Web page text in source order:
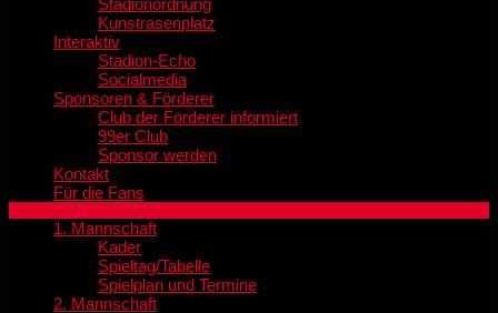
Stadionordnung
Kunstrasenplatz
Interaktiv
Stadion-Echo
Socialmedia
Sponsoren & Förderer
Club der Förderer informiert
99er Club
Sponsor werden
Kontakt
Für die Fans
1. Mannschaft
Kader
Spieltag/Tabelle
Spielplan und Termine
2. Mannschaft